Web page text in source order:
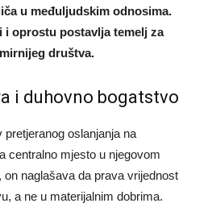
u međuljudskim odnosima.
i oprostu postavlja temelj za
društva.
i duhovno bogatstvo
oslanjanja na
centralno mjesto u njegovom
naglašava da prava vrijednost
a ne u materijalnim dobrima.